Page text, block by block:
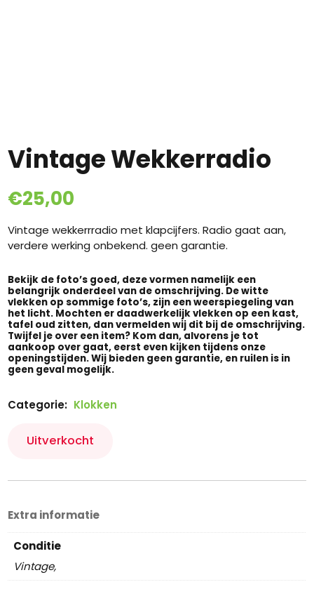
Vintage Wekkerradio
€25,00
Vintage wekkerrradio met klapcijfers. Radio gaat aan,
verdere werking onbekend. geen garantie.
Bekijk de foto’s goed, deze vormen namelijk een
belangrijk onderdeel van de omschrijving. De witte
vlekken op sommige foto’s, zijn een weerspiegeling van
het licht. Mochten er daadwerkelijk vlekken op een kast,
tafel oud zitten, dan vermelden wij dit bij de omschrijving.
Twijfel je over een item? Kom dan, alvorens je tot
aankoop over gaat, eerst even kijken tijdens onze
openingstijden. Wij bieden geen garantie, en ruilen is in
geen geval mogelijk.
Uitverkocht
Categorie: Klokken
Extra informatie
Conditie
Vintage,